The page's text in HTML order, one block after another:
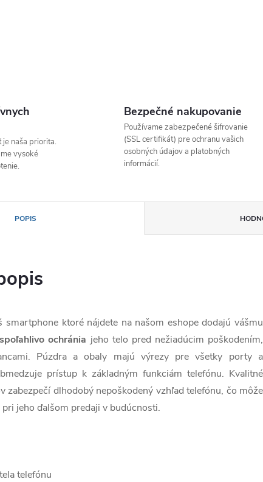
je naša priorita.
vysoké
Bezpečné nakupovanie
Používame zabezpečené šifrovanie
(SSL certifikát) pre ochranu vašich
osobných údajov a platobných
informácií.
POPIS
smartphone ktoré nájdete na našom eshope dodajú vášmu
spoľahlivo ochránia jeho telo pred nežiadúcim poškodením,
Púzdra a obaly majú výrezy pre všetky porty a
prístup k základným funkciám telefónu. Kvalitné
zabezpečí dlhodobý nepoškodený vzhľad telefónu, čo môže
jeho ďalšom predaji v budúcnosti.
telefónu